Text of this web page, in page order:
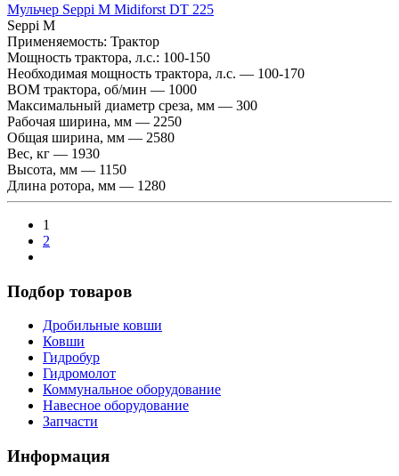
Мульчер Seppi M Midiforst DT 225
Seppi M
Применяемость: Трактор
Мощность трактора, л.с.: 100-150
Необходимая мощность трактора, л.с. — 100-170
ВОМ трактора, об/мин — 1000
Максимальный диаметр среза, мм — 300
Рабочая ширина, мм — 2250
Общая ширина, мм — 2580
Вес, кг — 1930
Высота, мм — 1150
Длина ротора, мм — 1280
1
2
Подбор товаров
Дробильные ковши
Ковши
Гидробур
Гидромолот
Коммунальное оборудование
Навесное оборудование
Запчасти
Информация